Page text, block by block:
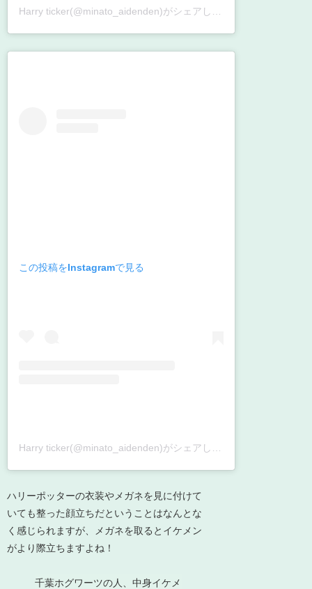
Harry ticker(@minato_aidenden)がシェアした投稿
この投稿をInstagramで見る
ハリーポッターの衣装やメガネを見に付けて
いても整った顔立ちだということはなんとな
く感じられますが、メガネを取るとイケメン
がより際立ちますよね！
千葉ホグワーツの人、中身イケメ